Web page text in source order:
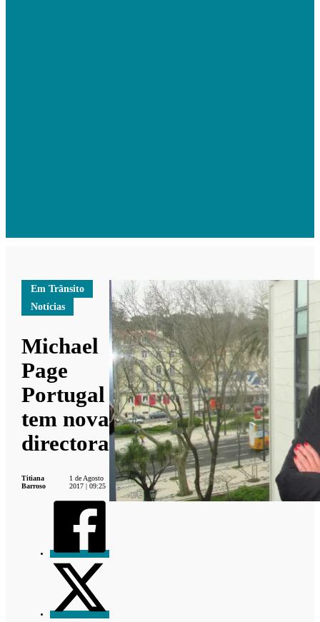
Em Trânsito
Notícias
Michael
Page
Portugal
tem nova
directora
Titiana
Barroso
1 de Agosto
2017 | 09:25